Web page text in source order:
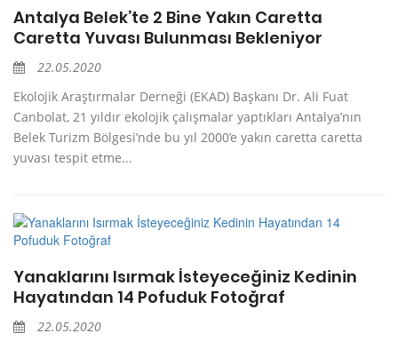
Antalya Belek’te 2 Bine Yakın Caretta
Caretta Yuvası Bulunması Bekleniyor
22.05.2020
Ekolojik Araştırmalar Derneği (EKAD) Başkanı Dr. Ali Fuat
Canbolat, 21 yıldır ekolojik çalışmalar yaptıkları Antalya’nın
Belek Turizm Bölgesi’nde bu yıl 2000’e yakın caretta caretta
yuvası tespit etme...
Yanaklarını Isırmak İsteyeceğiniz Kedinin
Hayatından 14 Pofuduk Fotoğraf
22.05.2020